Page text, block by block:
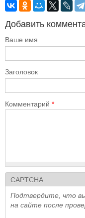
Добавить
Ваше имя
Заголовок
Комментарий *
CAPTCHA
Подтвердите, что
на сайте после